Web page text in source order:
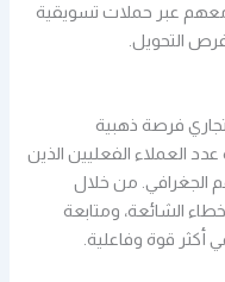
عبر حملات تسويقية
التحويل.
فرصة ذهبية
العملاء الفعليين الذين
الجغرافي. من خلال
الشائعة، ومتابعة
أكثر قوة وفاعلية.